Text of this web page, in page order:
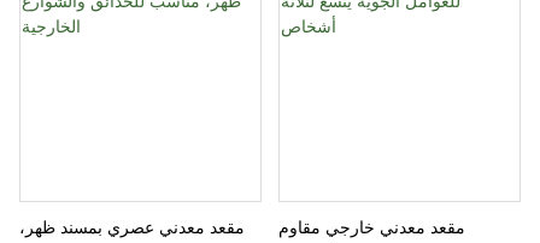
مقعد معدني عصري بمسند ظهر،
مقعد معدني خارجي مقاوم